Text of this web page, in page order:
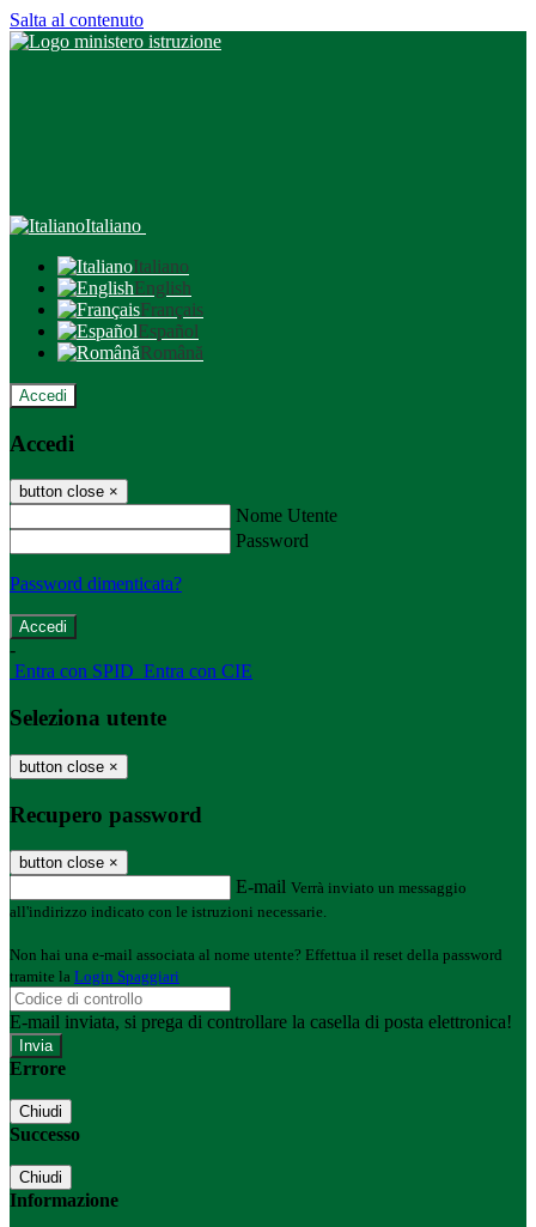
Salta al contenuto
Italiano
Italiano
English
Français
Español
Română
Accedi
Accedi
button close ×
Nome Utente
Password
Password dimenticata?
-
Entra con SPID Entra con CIE
Seleziona utente
button close ×
Recupero password
button close ×
E-mail Verrà inviato un messaggio
all'indirizzo indicato con le istruzioni necessarie.
Non hai una e-mail associata al nome utente? Effettua il reset della password
tramite la Login Spaggiari
E-mail inviata, si prega di controllare la casella di posta elettronica!
Errore
Chiudi
Successo
Chiudi
Informazione